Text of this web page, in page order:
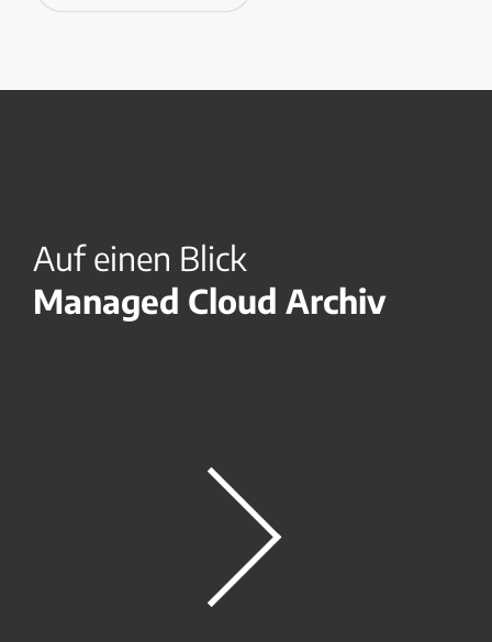
Auf einen Blick
Managed Cloud Archiv